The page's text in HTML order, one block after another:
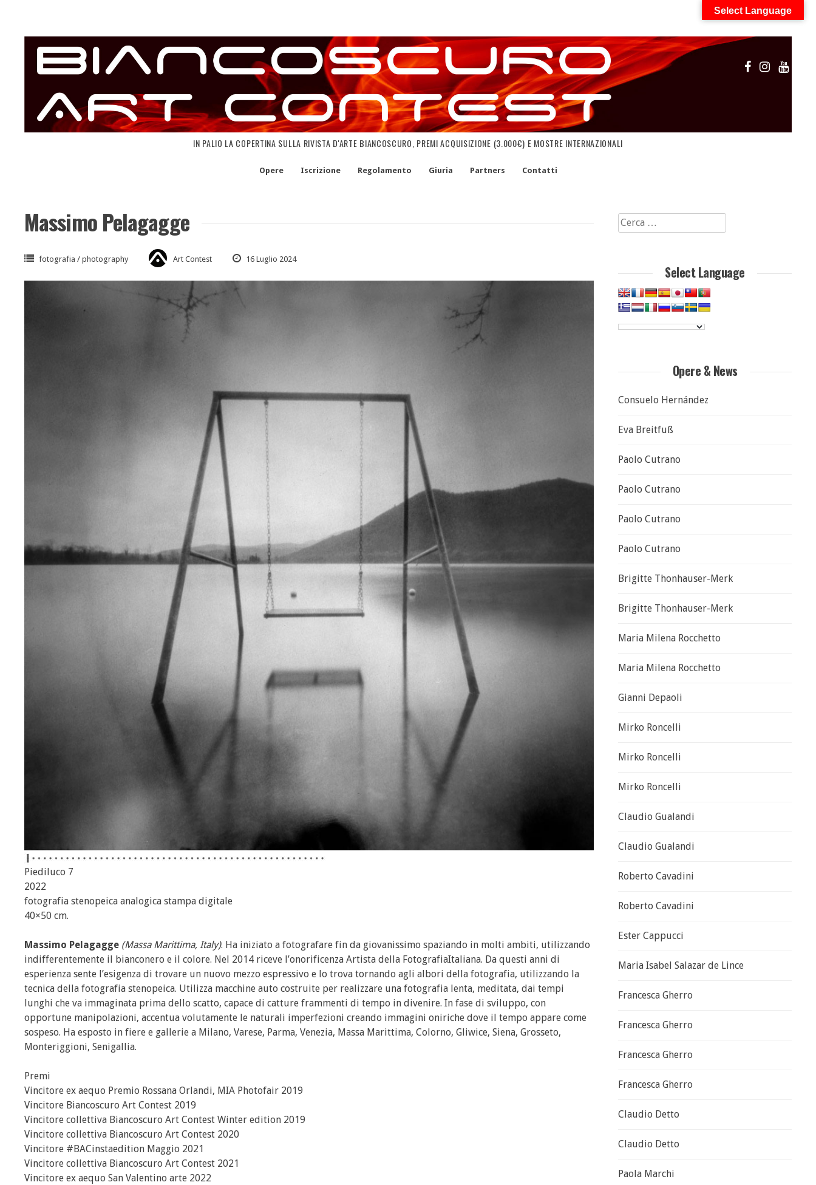
content
IN PALIO LA COPERTINA SULLA RIVISTA D'ARTE BIANCOSCURO, PREMI ACQUISIZIONE (3.000€) E MOSTRE INTERNAZIONALI
Opere Iscrizione Regolamento Giuria Partners Contatti
Massimo Pelagagge
fotografia / photography Art Contest 16 Luglio 2024
Piediluco 7
2022
fotografia stenopeica analogica stampa digitale
40×50 cm.
Massimo Pelagagge (Massa Marittima, Italy). Ha iniziato a fotografare fin da giovanissimo spaziando in molti ambiti, utilizzando
indifferentemente il bianconero e il colore. Nel 2014 riceve l’onorificenza Artista della FotografiaItaliana. Da questi anni di
esperienza sente l’esigenza di trovare un nuovo mezzo espressivo e lo trova tornando agli albori della fotografia, utilizzando la
tecnica della fotografia stenopeica. Utilizza macchine auto costruite per realizzare una fotografia lenta, meditata, dai tempi
lunghi che va immaginata prima dello scatto, capace di catture frammenti di tempo in divenire. In fase di sviluppo, con
opportune manipolazioni, accentua volutamente le naturali imperfezioni creando immagini oniriche dove il tempo appare come
sospeso. Ha esposto in fiere e gallerie a Milano, Varese, Parma, Venezia, Massa Marittima, Colorno, Gliwice, Siena, Grosseto,
Monteriggioni, Senigallia.
Premi
Vincitore ex aequo Premio Rossana Orlandi, MIA Photofair 2019
Vincitore Biancoscuro Art Contest 2019
Vincitore collettiva Biancoscuro Art Contest Winter edition 2019
Vincitore collettiva Biancoscuro Art Contest 2020
Vincitore #BACinstaedition Maggio 2021
Vincitore collettiva Biancoscuro Art Contest 2021
Vincitore ex aequo San Valentino arte 2022
Ricerca
per:
Select Language
Opere & News
Consuelo Hernández
Eva Breitfuß
Paolo Cutrano
Paolo Cutrano
Paolo Cutrano
Paolo Cutrano
Brigitte Thonhauser-Merk
Brigitte Thonhauser-Merk
Maria Milena Rocchetto
Maria Milena Rocchetto
Gianni Depaoli
Mirko Roncelli
Mirko Roncelli
Mirko Roncelli
Claudio Gualandi
Claudio Gualandi
Roberto Cavadini
Roberto Cavadini
Ester Cappucci
Maria Isabel Salazar de Lince
Francesca Gherro
Francesca Gherro
Francesca Gherro
Francesca Gherro
Claudio Detto
Claudio Detto
Paola Marchi
Select Language